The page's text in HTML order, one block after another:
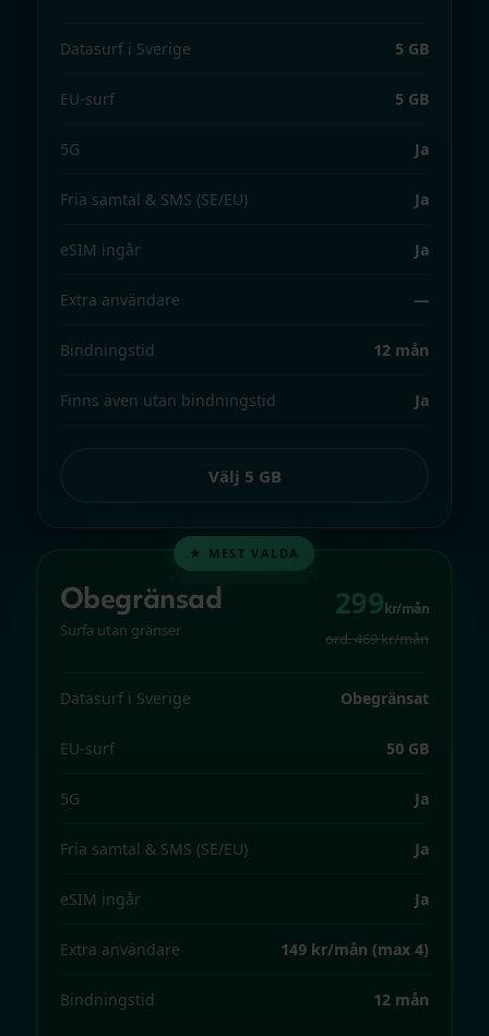
Datasurf i Sverige 5 GB
EU-surf 5 GB
5G Ja
Fria samtal & SMS (SE/EU) Ja
eSIM ingår Ja
Extra användare —
Bindningstid 12 mån
Finns även utan bindningstid Ja
Välj 5 GB
Obegränsad
Surfa utan gränser
299kr/mån
ord. 469 kr/mån
Datasurf i Sverige Obegränsat
EU-surf 50 GB
5G Ja
Fria samtal & SMS (SE/EU) Ja
eSIM ingår Ja
Extra användare 149 kr/mån (max 4)
Bindningstid 12 mån